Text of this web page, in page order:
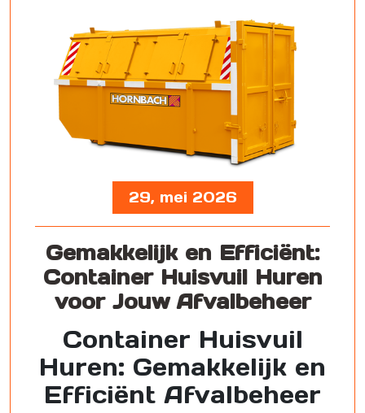
29, mei 2026
Gemakkelijk en Efficiënt:
Container Huisvuil Huren
voor Jouw Afvalbeheer
Container Huisvuil
Huren: Gemakkelijk en
Efficiënt Afvalbeheer